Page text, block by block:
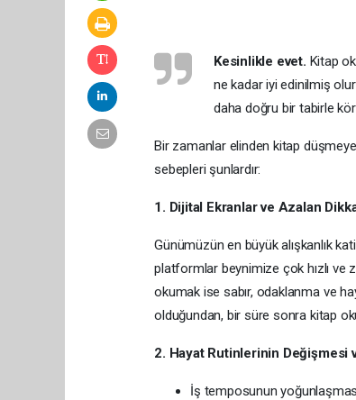
Kesinlikle evet. Kitap
ne kadar iyi edinilmiş
daha doğru bir tabirle
Bir zamanlar elinden kitap
sebepleri şunlardır:
1. Dijital Ekranlar ve Azalan
Günümüzün en büyük alışkanlık
platformlar beynimize çok hızlı ve
okumak ise sabır, odaklanma ve
olduğundan, bir süre sonra kitap
2. Hayat Rutinlerinin Değişmesi
İş temposunun